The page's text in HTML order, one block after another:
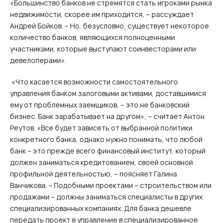
«Большинство банков не стремятся стать игроками рынка
недвижимости, скорее им приходится, – рассуждает
Андрей Бойков. – Но, безусловно, существует некоторое
количество банков, являющихся полноценными
участниками, которые выступают соинвесторами или
девелоперами».
«Что касается возможности самостоятельного
управления банком залоговыми активами, доставшимися
ему от проблемных заемщиков, – это не банковский
бизнес. Банк зарабатывает на другом», – считает Антон
Реутов. «Все будет зависеть от выбранной политики
конкретного банка, однако нужно понимать, что любой
банк – это прежде всего финансовый институт, который
должен заниматься кредитованием, своей основной
профильной деятельностью, – поясняет Галина
Ванчикова. – Подобными проектами – строительством или
продажами – должны заниматься специалисты в других
специализированных компаниях. Для банка дешевле
передать проект в управление в специализированное